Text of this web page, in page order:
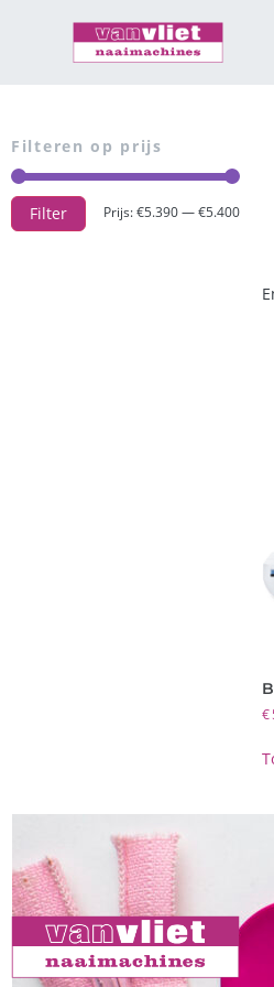
Filteren op prijs
Filter Prijs:€5.390—€5.400
€